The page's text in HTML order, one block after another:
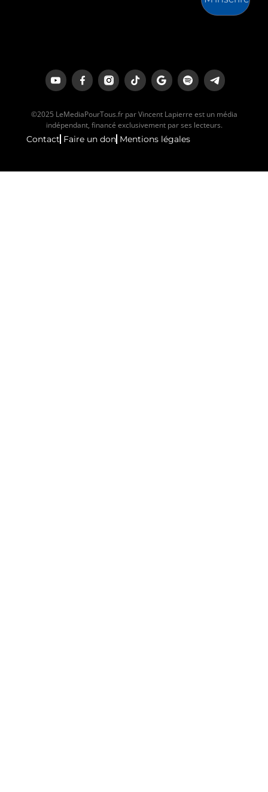
©2025 LeMediaPourTous.fr par Vincent Lapierre est un média
indépendant, financé exclusivement par ses lecteurs.
Contact Faire un don Mentions légales